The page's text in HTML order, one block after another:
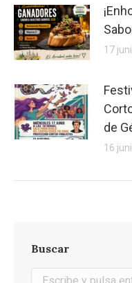
17
de
16
Buscar
Buscar: